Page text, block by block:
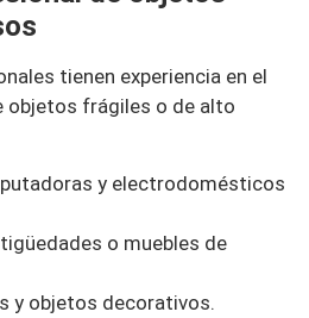
tienen experiencia en el
objetos frágiles o de alto
y electrodomésticos
o muebles de
y objetos decorativos.